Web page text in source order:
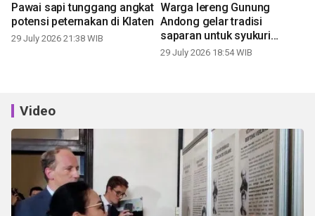
Pawai sapi tunggang angkat
potensi peternakan di Klaten
29 July 2026 21:38 WIB
Warga lereng Gunung
Andong gelar tradisi
saparan untuk syukuri
panen
29 July 2026 18:54 WIB
Video